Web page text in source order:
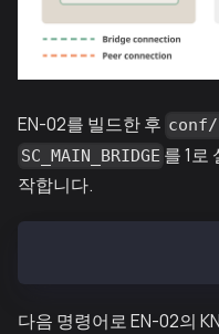
EN-02를 빌드한 후 conf/
SC_MAIN_BRIDGE 를 1로
작합니다.
다음 명령어로 EN-02의